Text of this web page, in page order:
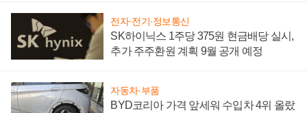
전자·전기·정보통신
SK하이닉스 1주당 375원 현금배당 실시,
추가 주주환원 계획 9월 공개 예정
자동차·부품
BYD코리아 가격 앞세워 수입차 4위 올랐